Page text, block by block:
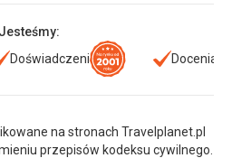
Jesteśmy:
Doświadczeni Doceniani
na stronach Travelplanet.pl
przepisów kodeksu cywilnego.